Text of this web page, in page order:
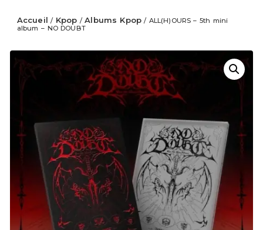
Accueil / Kpop /Albums Kpop/ ALL(H)OURS – 5th mini
album – NO DOUBT